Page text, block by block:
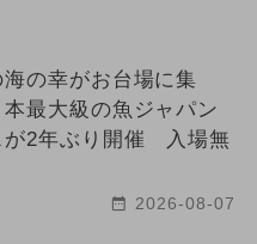
の幸がお台場に集
最大級の魚ジャパン
が2年ぶり開催 入場無
2026-08-07